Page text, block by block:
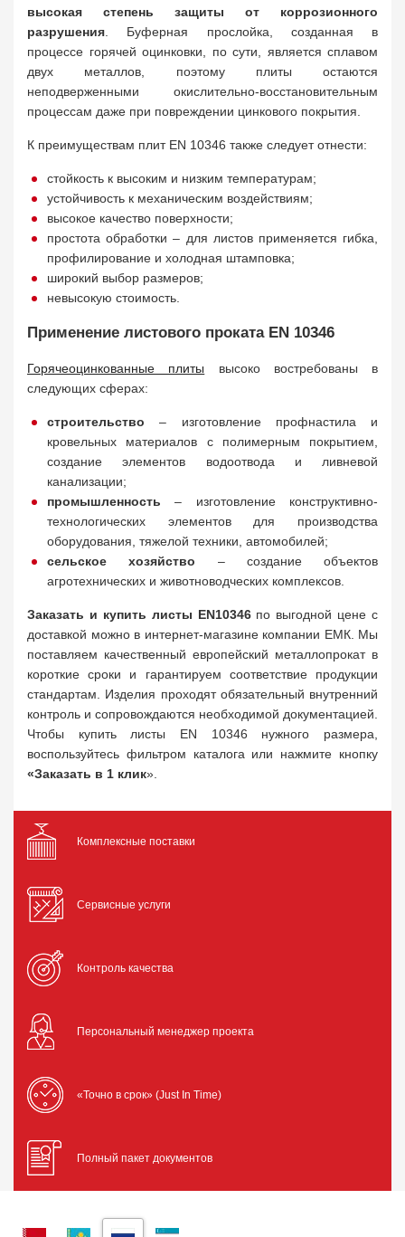
высокая степень защиты от коррозионного
разрушения . Буферная прослойка, созданная в
процессе горячей оцинковки, по сути, является сплавом
двух металлов, поэтому плиты остаются
неподверженными окислительно-восстановительным
процессам даже при повреждении цинкового покрытия.
К преимуществам плит EN 10346 также следует отнести:
стойкость к высоким и низким температурам;
устойчивость к механическим воздействиям;
высокое качество поверхности;
простота обработки – для листов применяется гибка,
профилирование и холодная штамповка;
широкий выбор размеров;
невысокую стоимость.
Применение листового проката EN 10346
Горячеоцинкованные плиты высоко востребованы в
следующих сферах:
строительство – изготовление профнастила и
кровельных материалов с полимерным покрытием,
создание элементов водоотвода и ливневой
канализации;
промышленность – изготовление конструктивно-
технологических элементов для производства
оборудования, тяжелой техники, автомобилей;
сельское хозяйство – создание объектов
агротехнических и животноводческих комплексов.
Заказать и купить листы EN10346по выгодной цене с
доставкой можно в интернет-магазине компании ЕМК. Мы
поставляем качественный европейский металлопрокат в
короткие сроки и гарантируем соответствие продукции
стандартам. Изделия проходят обязательный внутренний
контроль и сопровождаются необходимой документацией.
Чтобы купить листы EN 10346 нужного размера,
воспользуйтесь фильтром каталога или нажмите кнопку
«Заказать в 1 клик».
Комплексные поставки
Сервисные услуги
Контроль качества
Персональный менеджер проекта
«Точно в срок» (Just In Time)
Полный пакет документов